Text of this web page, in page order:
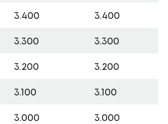
3.400 3.400
3.300 3.300
3.200 3.200
3.100 3.100
3.000 3.000